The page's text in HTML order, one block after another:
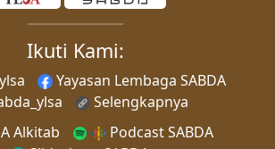
Ikuti Kami:
Yayasan Lembaga SABDA
Selengkapnya
Alkitab
Podcast SABDA